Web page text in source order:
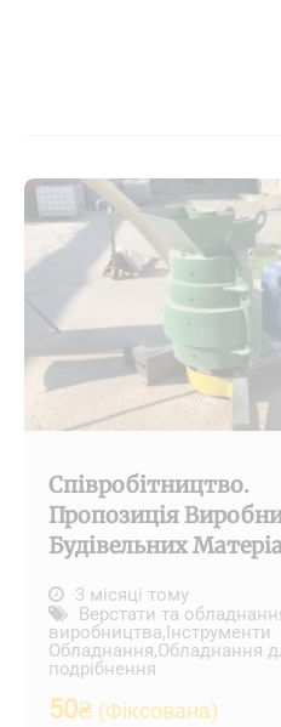
Співробітництво.
Пропозиція
Будівельних
3 місяці тому
Верстати та
виробництва,Інструменти
Обладнання,Обладнання
подрібнення
50₴ (Фіксована)